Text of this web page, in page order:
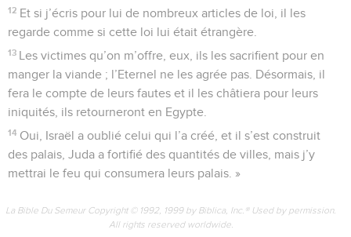
12 Et si j’écris pour lui de nombreux articles de loi, il les
regarde comme si cette loi lui était étrangère.
13 Les victimes qu’on m’offre, eux, ils les sacrifient pour en
manger la viande ; l’Eternel ne les agrée pas. Désormais, il
fera le compte de leurs fautes et il les châtiera pour leurs
iniquités, ils retourneront en Egypte.
14 Oui, Israël a oublié celui qui l’a créé, et il s’est construit
des palais, Juda a fortifié des quantités de villes, mais j’y
mettrai le feu qui consumera leurs palais. »
La Bible Du Semeur Copyright © 1992, 1999 by Biblica, Inc.® Used by permission.
All rights reserved worldwide.